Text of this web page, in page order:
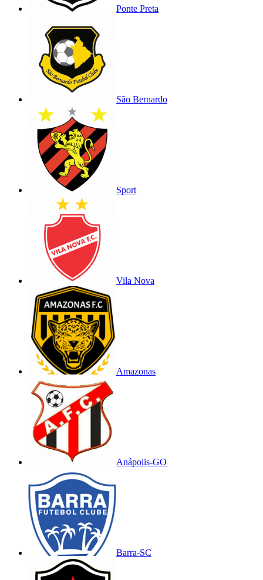
Ponte Preta
São Bernardo
Sport
Vila Nova
Amazonas
Anápolis-GO
Barra-SC